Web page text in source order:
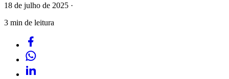
18 de julho de 2025 ·
3 min de leitura